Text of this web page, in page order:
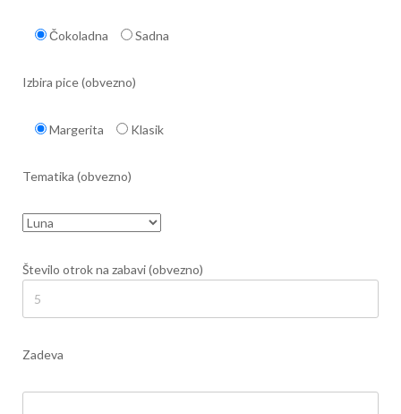
Čokoladna Sadna
Izbira pice (obvezno)
Margerita Klasik
Tematika (obvezno)
Število otrok na zabavi (obvezno)
Zadeva